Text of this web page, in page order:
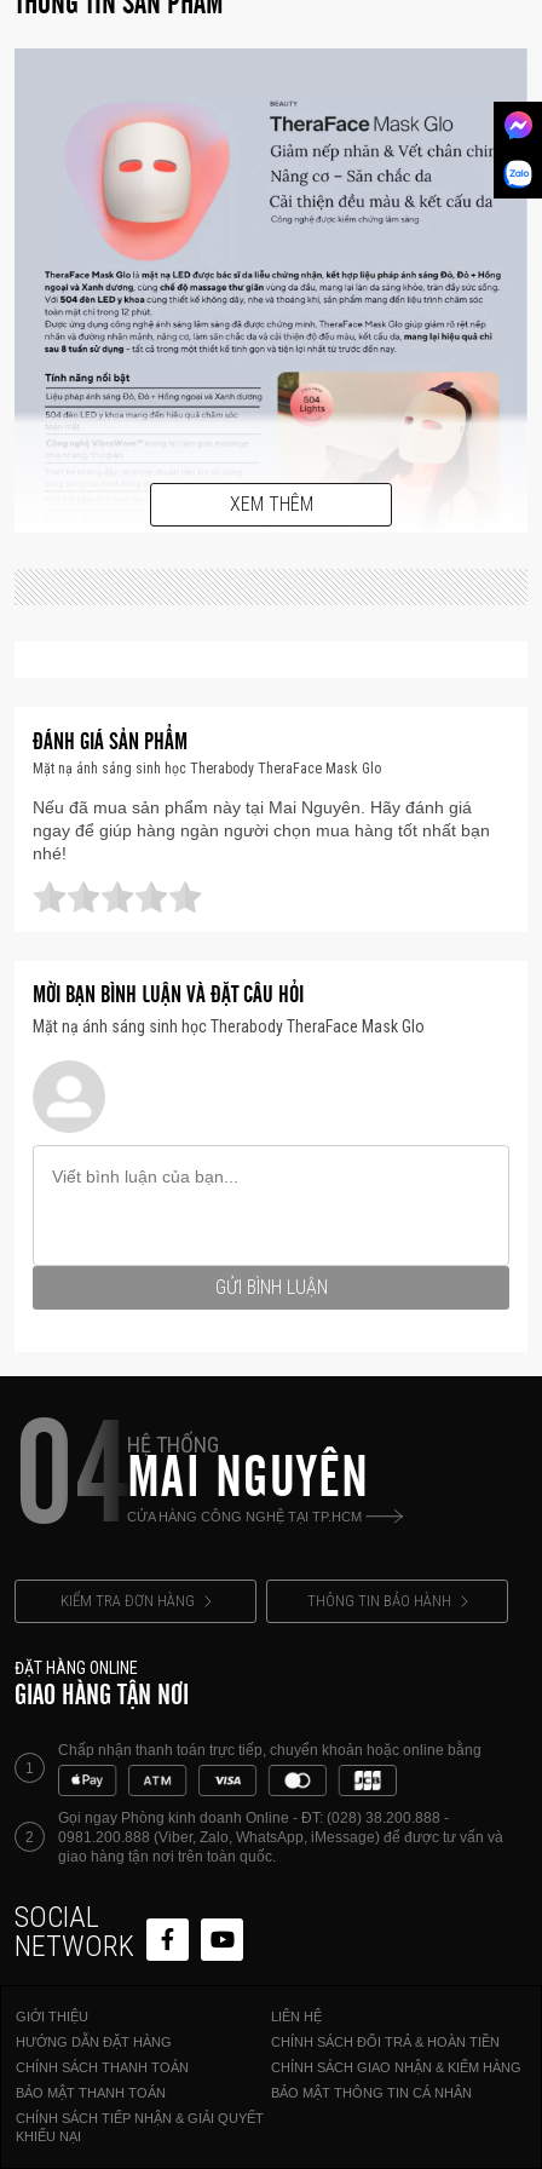
XEM THÊM
ĐÁNH GIÁ SẢN PHẨM
Mặt nạ ánh sáng sinh học Therabody TheraFace Mask Glo
Nếu đã mua sản phẩm này tại Mai Nguyên. Hãy đánh giá
ngay để giúp hàng ngàn người chọn mua hàng tốt nhất bạn
nhé!
MỜI BẠN BÌNH LUẬN VÀ ĐẶT CÂU HỎI
Mặt nạ ánh sáng sinh học Therabody TheraFace Mask Glo
GỬI BÌNH LUẬN
04HỆ THỐNG
MAI NGUYÊN
CỬA HÀNG CÔNG NGHỆ TẠI TP.HCM
KIỂM TRA ĐƠN HÀNG THÔNG TIN BẢO HÀNH
ĐẶT HÀNG ONLINE
GIAO HÀNG TẬN NƠI
1
Chấp nhận thanh toán trực tiếp, chuyển khoản hoặc online bằng
2
Gọi ngay Phòng kinh doanh Online - ĐT: (028) 38.200.888 -
0981.200.888 (Viber, Zalo, WhatsApp, iMessage) để được tư vấn và
giao hàng tận nơi trên toàn quốc.
SOCIAL
NETWORK
GIỚI THIỆU
LIÊN HỆ
HƯỚNG DẪN ĐẶT HÀNG
CHÍNH SÁCH ĐỔI TRẢ & HOÀN TIỀN
CHÍNH SÁCH THANH TOÁN
CHÍNH SÁCH GIAO NHẬN & KIỂM HÀNG
BẢO MẬT THANH TOÁN
BẢO MẬT THÔNG TIN CÁ NHÂN
CHÍNH SÁCH TIẾP NHẬN & GIẢI QUYẾT
KHIẾU NẠI